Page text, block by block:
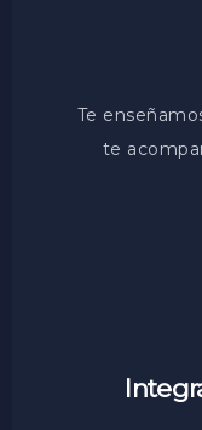
Te
te